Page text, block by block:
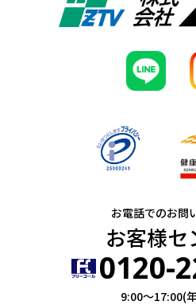
お電話でのお問
お客様セ
0120-
9:00～17:00(